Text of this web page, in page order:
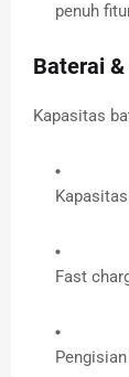
penuh
Baterai
Kapasitas
Fast